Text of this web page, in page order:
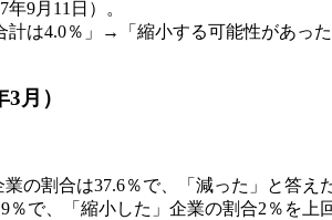
9月11日）。
計は4.0％」→「縮小する可能性があっ
月）
の割合は37.6％で、「減った」と答え
で、「縮小した」企業の割合2％を上